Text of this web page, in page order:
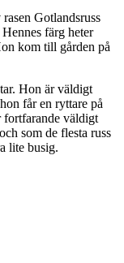
Gotlandsruss
färg heter
kom till gården på
Hon är väldigt
får en ryttare på
fortfarande väldigt
som de flesta russ
lite busig.